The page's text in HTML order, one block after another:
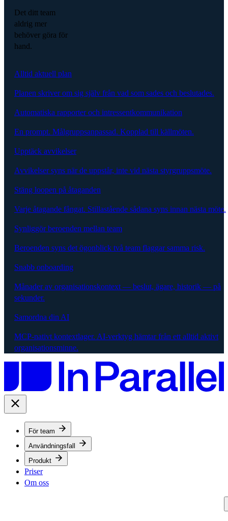
Det ditt team
aldrig mer
behöver göra för
hand.
Alltid aktuell plan
Planen skriver om sig själv från vad som sades och beslutades.
Automatiska rapporter och intressentkommunikation
En prompt. Målgruppsanpassad. Kopplad till källmöten.
Upptäck avvikelser
Avvikelser syns när de uppstår, inte vid nästa styrgruppsmöte.
Stäng loopen på åtaganden
Varje åtagande fångat. Stillastående sådana syns innan nästa möte.
Synliggör beroenden mellan team
Beroenden syns det ögonblick två team flaggar samma risk.
Snabb onboarding
Månader av organisationskontext — beslut, ägare, historik — på
sekunder.
Samordna din AI
MCP-nativt kontextlager. AI-verktyg hämtar från ett alltid aktivt
organisationsminne.
För team
Användningsfall
Produkt
Priser
Om oss